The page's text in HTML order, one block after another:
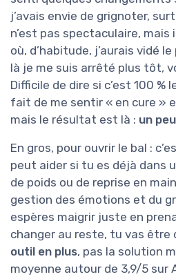
j’avais envie de grignoter,
n’est pas spectaculaire, mais
où, d’habitude, j’aurais vidé
là je me suis arrêté plus tôt,
Difficile de dire si c’est 100 %
fait de me sentir « en cure »
mais le résultat est là : un
En gros, pour ouvrir le bal :
peut aider si tu es déjà dans
de poids ou de reprise en
gestion des émotions et du
espères maigrir juste en
changer au reste, tu vas être
outil en plus, pas la solution
moyenne autour de 3,9/5 sur